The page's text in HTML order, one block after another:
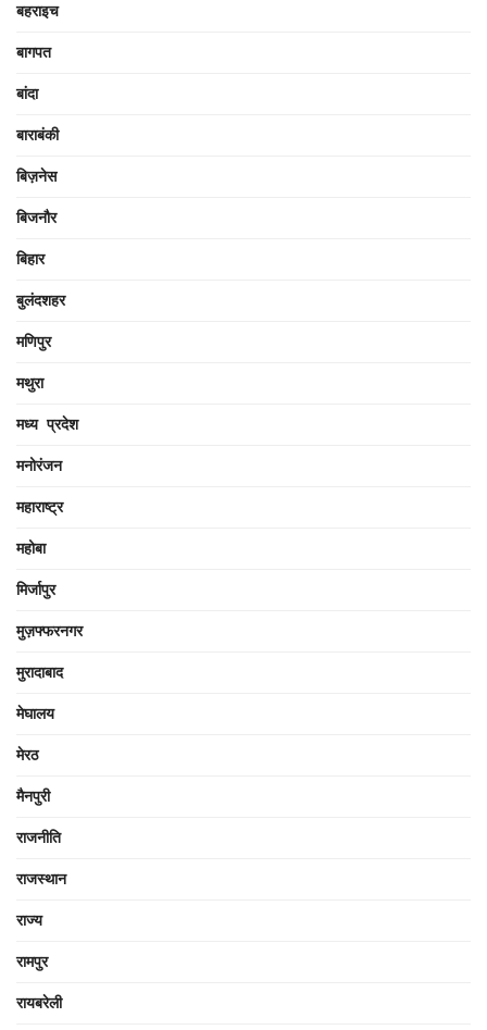
बहराइच
बागपत
बांदा
बाराबंकी
बिज़नेस
बिजनौर
बिहार
बुलंदशहर
मणिपुर
मथुरा
मध्य प्रदेश
मनोरंजन
महाराष्ट्र
महोबा
मिर्जापुर
मुज़फ्फरनगर
मुरादाबाद
मेघालय
मेरठ
मैनपुरी
राजनीति
राजस्थान
राज्य
रामपुर
रायबरेली